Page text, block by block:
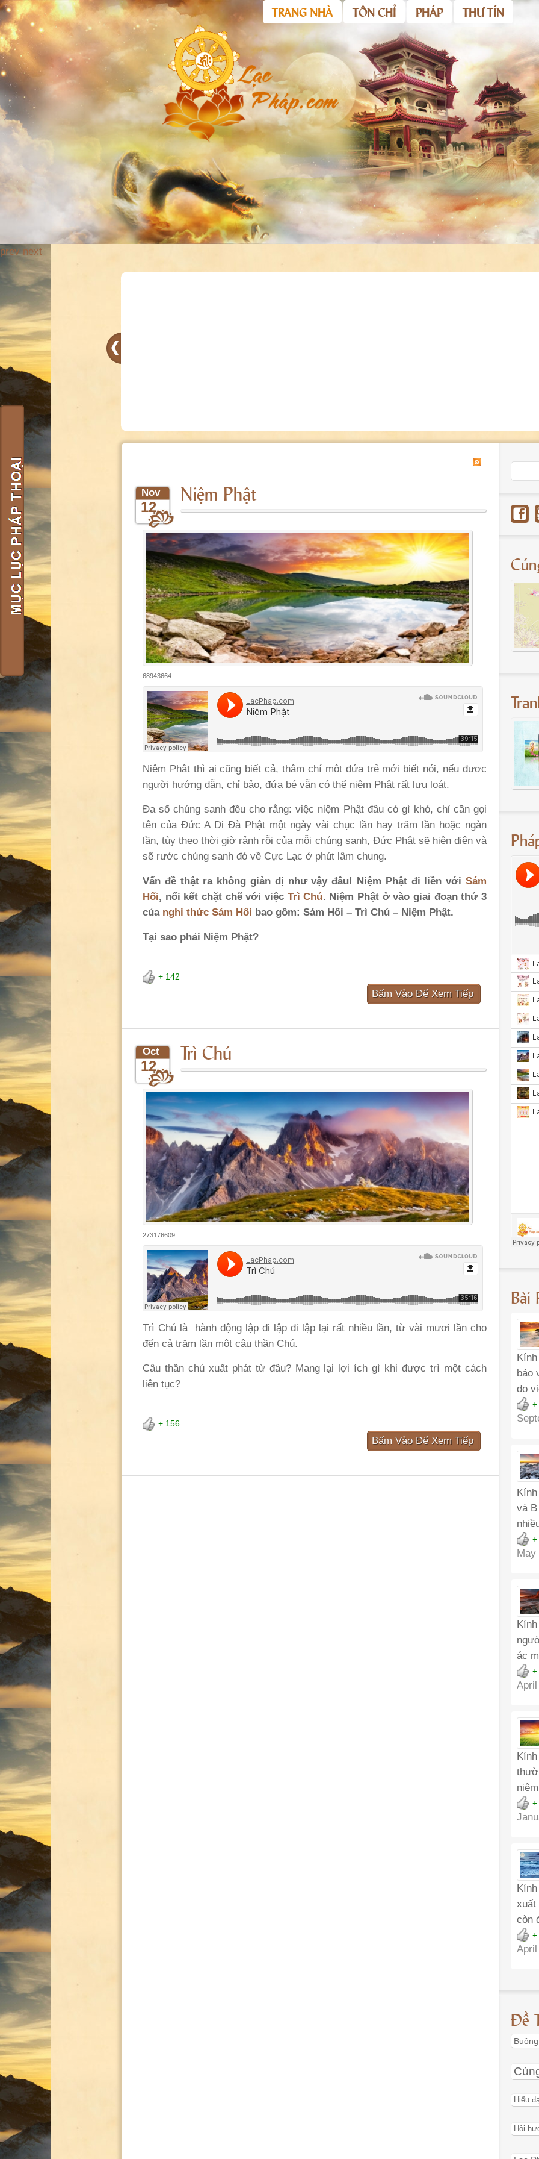
prev next
TRANG NHÀ TÔN CHỈ PHÁP THƯ TÍN
Niệm Phật
Nov
12
68943664
Niệm Phật thì ai cũng biết cả, thậm chí một đứa trẻ mới biết nói, nếu được
người hướng dẫn, chỉ bảo, đứa bé vẫn có thể niệm Phật rất lưu loát.
Đa số chúng sanh đều cho rằng: việc niệm Phật đâu có gì khó, chỉ cần gọi
tên của Đức A Di Đà Phật một ngày vài chục lần hay trăm lần hoặc ngàn
lần, tùy theo thời giờ rảnh rỗi của mỗi chúng sanh, Đức Phật sẽ hiện diện và
sẽ rước chúng sanh đó về Cực Lạc ở phút lâm chung.
Vấn đề thật ra không giản dị như vậy đâu! Niệm Phật đi liền với Sám
Hối, nối kết chặt chẽ với việc Trì Chú. Niệm Phật ởvào giai đoạn thứ 3
của nghi thức Sám Hối bao gồm: Sám Hối – Trì Chú – Niệm Phật.
Tại sao phải Niệm Phật?
+ 142
Bấm Vào Để Xem Tiếp
Trì Chú
Oct
12
273176609
Trì Chú là hành động lập đi lập đi lập lại rất nhiều lần, từ vài mươi lần cho
đến cả trăm lần một câu thần Chú.
Câu thần chú xuất phát từ đâu? Mang lại lợi ích gì khi được trì một cách
liên tục?
+ 156
Bấm Vào Để Xem Tiếp
Bài
bảo
do
+
và
+
May
ác
+
+
xuất
còn
+
Đề
Hiếu
Hồi